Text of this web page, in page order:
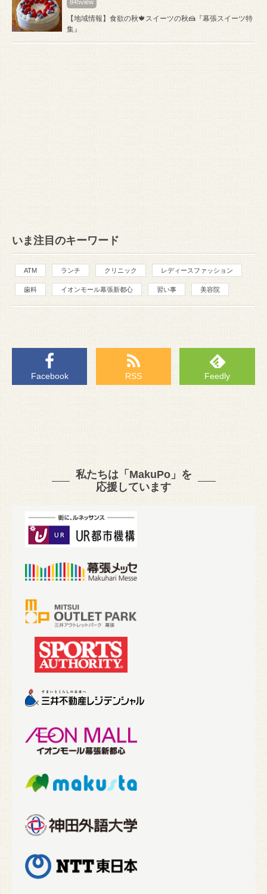
845view
【地域情報】食欲の秋🍁スイーツの秋🍰『幕張スイーツ特
集』
いま注目のキーワード
ATM ランチ クリニック レディースファッション
歯科 イオンモール幕張新都心 習い事 美容院
Facebook RSS Feedly
私たちは「MakuPo」を
応援しています